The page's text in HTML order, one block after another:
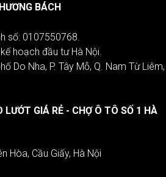
BÁCH
số: 0107550768.
hoạch đầu tư Hà Nội.
Do Nha, P. Tây Mỗ, Q. Nam Từ Liêm,
GIÁ RẺ - CHỢ Ô TÔ SỐ 1 HÀ
Hòa, Cầu Giấy, Hà Nội